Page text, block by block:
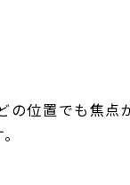
位置でも焦点